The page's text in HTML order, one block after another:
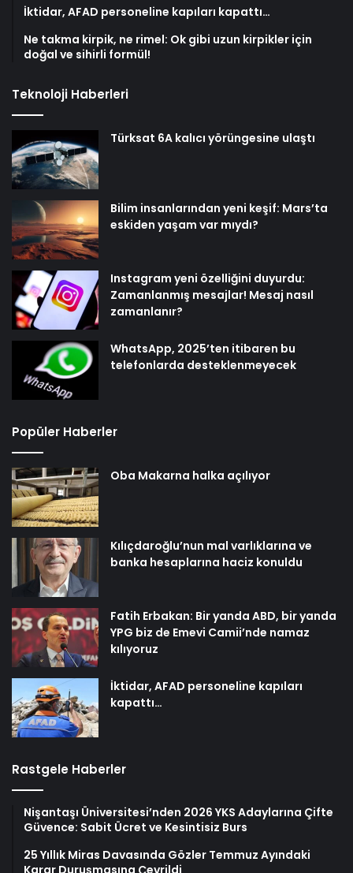
İktidar, AFAD personeline kapıları kapattı…
Ne takma kirpik, ne rimel: Ok gibi uzun kirpikler için
doğal ve sihirli formül!
Teknoloji Haberleri
Türksat 6A kalıcı yörüngesine ulaştı
Bilim insanlarından yeni keşif: Mars’ta
eskiden yaşam var mıydı?
Instagram yeni özelliğini duyurdu:
Zamanlanmış mesajlar! Mesaj nasıl
zamanlanır?
WhatsApp, 2025’ten itibaren bu
telefonlarda desteklenmeyecek
Popüler Haberler
Oba Makarna halka açılıyor
Kılıçdaroğlu’nun mal varlıklarına ve
banka hesaplarına haciz konuldu
Fatih Erbakan: Bir yanda ABD, bir yanda
YPG biz de Emevi Camii’nde namaz
kılıyoruz
İktidar, AFAD personeline kapıları
kapattı…
Rastgele Haberler
Nişantaşı Üniversitesi’nden 2026 YKS Adaylarına Çifte
Güvence: Sabit Ücret ve Kesintisiz Burs
25 Yıllık Miras Davasında Gözler Temmuz Ayındaki
Karar Duruşmasına Çevrildi